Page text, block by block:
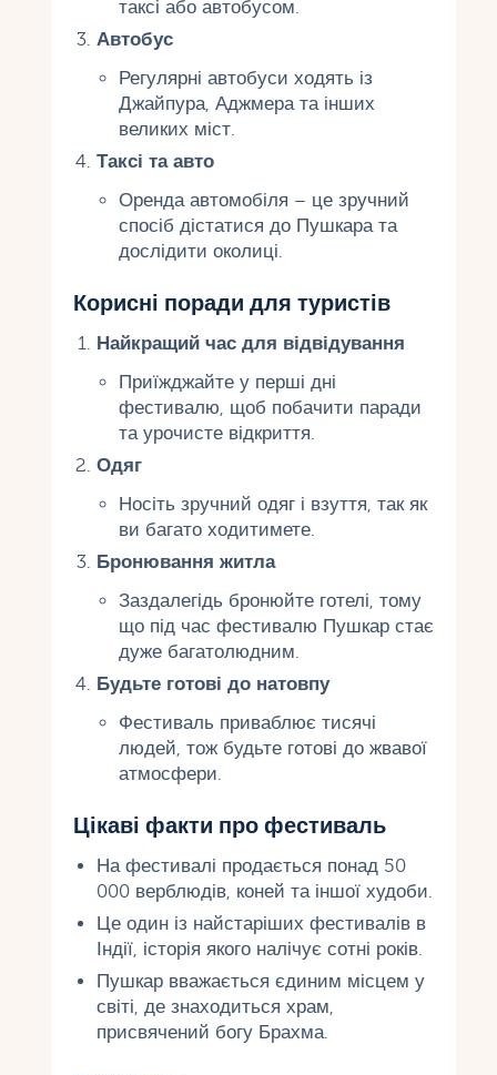
таксі або автобусом.
Автобус
Регулярні автобуси ходять із
Джайпура, Аджмера та інших
великих міст.
Таксі та авто
Оренда автомобіля – це зручний
спосіб дістатися до Пушкара та
дослідити околиці.
Корисні поради для туристів
Найкращий час для відвідування
Приїжджайте у перші дні
фестивалю, щоб побачити паради
та урочисте відкриття.
Одяг
Носіть зручний одяг і взуття, так як
ви багато ходитимете.
Бронювання житла
Заздалегідь бронюйте готелі, тому
що під час фестивалю Пушкар стає
дуже багатолюдним.
Будьте готові до натовпу
Фестиваль приваблює тисячі
людей, тож будьте готові до жвавої
атмосфери.
Цікаві факти про фестиваль
На фестивалі продається понад 50
000 верблюдів, коней та іншої худоби.
Це один із найстаріших фестивалів в
Індії, історія якого налічує сотні років.
Пушкар вважається єдиним місцем у
світі, де знаходиться храм,
присвячений богу Брахма.